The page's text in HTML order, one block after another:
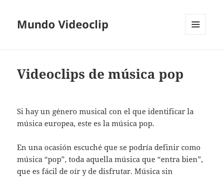
Mundo Videoclip
Videoclips de música pop
Si hay un género musical con el que identificar la
música europea, este es la música pop.
En una ocasión escuché que se podría definir como
música “pop”, toda aquella música que “entra bien”,
que es fácil de oír y de disfrutar. Música sin